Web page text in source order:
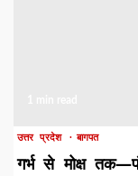
उत्तर प्रदेश बागपत
गर्भ से मोक्ष